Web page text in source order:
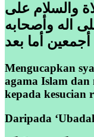
والسلام على
اله وأصحابه
أجمعين أما بعد
Mengucapkan
agama Islam
kepada kesucian
Daripada